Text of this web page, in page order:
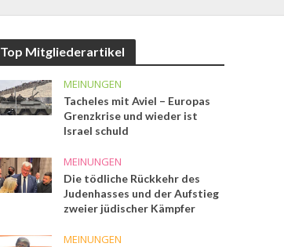
Top Mitgliederartikel
MEINUNGEN
Tacheles mit Aviel – Europas
Grenzkrise und wieder ist
Israel schuld
MEINUNGEN
Die tödliche Rückkehr des
Judenhasses und der Aufstieg
zweier jüdischer Kämpfer
MEINUNGEN